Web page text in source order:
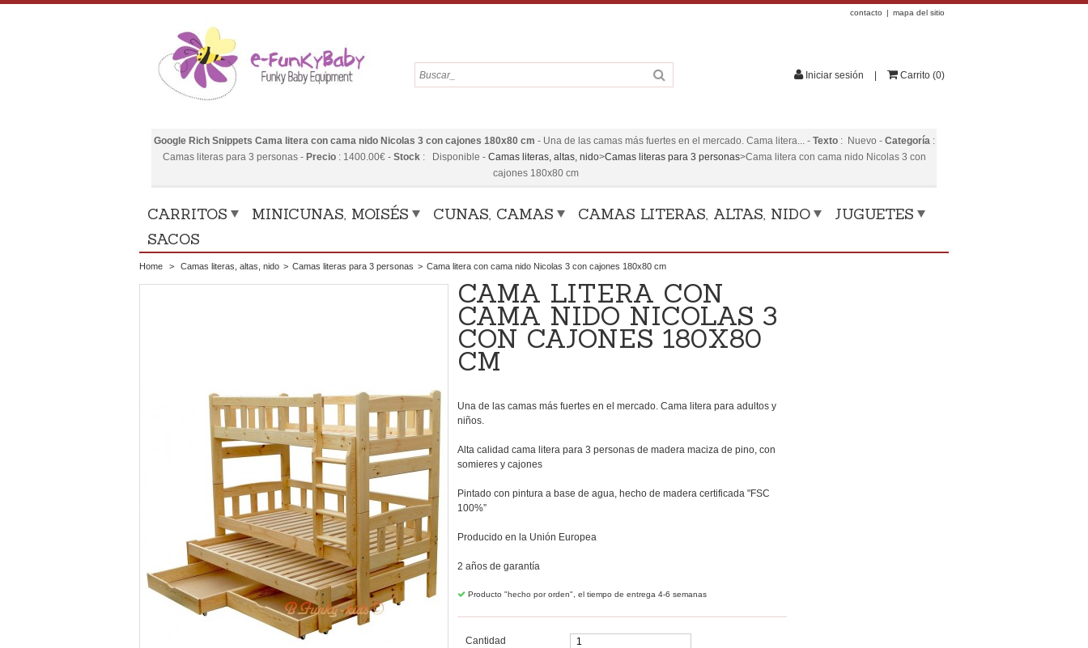
contacto mapa del sitio
Google Rich Snippets Cama litera con cama nido Nicolas 3 con cajones 180x80 cm - Una de las camas más fuertes en el mercado. Cama litera...- Texto: Nuevo - Categoría:
Camas literas para 3 personas- Precio: 1400.00€ - Stock: Disponible - Camas literas, altas, nido>Camas literas para 3 personas>Cama litera con cama nido Nicolas 3 con
cajones 180x80 cm
CARRITOS MINICUNAS, MOISÉS CUNAS, CAMAS CAMAS LITERAS, ALTAS, NIDO
JUGUETES
SACOS
Carrito (0)
Iniciar sesión
Home > Camas literas, altas, nido > Camas literas para 3 personas > Cama litera con cama nido Nicolas 3 con cajones 180x80 cm
CAMA LITERA CON
CAMA NIDO NICOLAS 3
CON CAJONES 180X80
CM
Una de las camas más fuertes en el mercado. Cama litera para adultos y
niños.
Alta calidad cama litera para 3 personas de madera maciza de pino, con
somieres y cajones
Pintado con pintura a base de agua, hecho de madera certificada "FSC
100%”
Producido en la Unión Europea
2 años de garantía
Producto "hecho por orden", el tiempo de entrega 4-6 semanas
Cantidad